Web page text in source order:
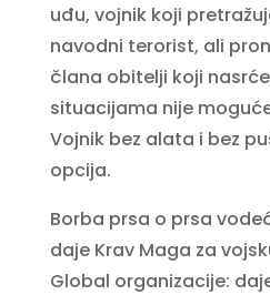
uđu, vojnik koji
navodni terorist, ali
člana obitelji koji
situacijama nije
Vojnik bez alata i bez
opcija.
Borba prsa o prsa
daje Krav Maga za
Global organizacije: